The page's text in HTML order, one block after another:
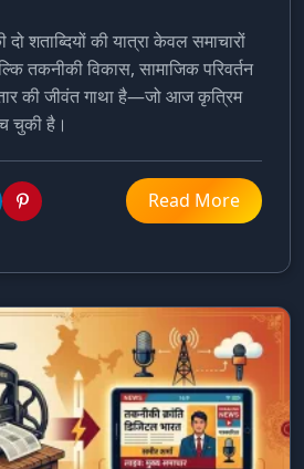
दो शताब्दियों की यात्रा केवल समाचारों
तकनीकी विकास, सामाजिक परिवर्तन
की जीवंत गाथा है—जो आज कृत्रिम
चुकी है।
Read More